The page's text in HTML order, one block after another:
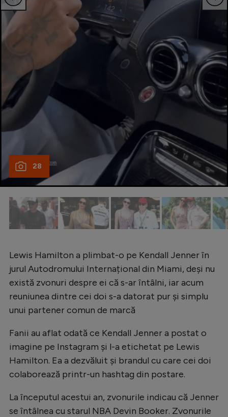
Intră în cont
28
Lewis Hamilton a plimbat-o pe Kendall Jenner în
jurul Autodromului Internațional din Miami, deși nu
există zvonuri despre ei că s-ar întâlni, iar acum
reuniunea dintre cei doi s-a datorat pur și simplu
unui partener comun de marcă
Fanii au aflat odată ce Kendall Jenner a postat o
imagine pe Instagram și l-a etichetat pe Lewis
Hamilton. Ea a dezvăluit și brandul cu care cei doi
colaborează printr-un hashtag din postare.
La începutul acestui an, zvonurile indicau că Jenner
se întâlnea cu starul NBA Devin Booker. Zvonurile